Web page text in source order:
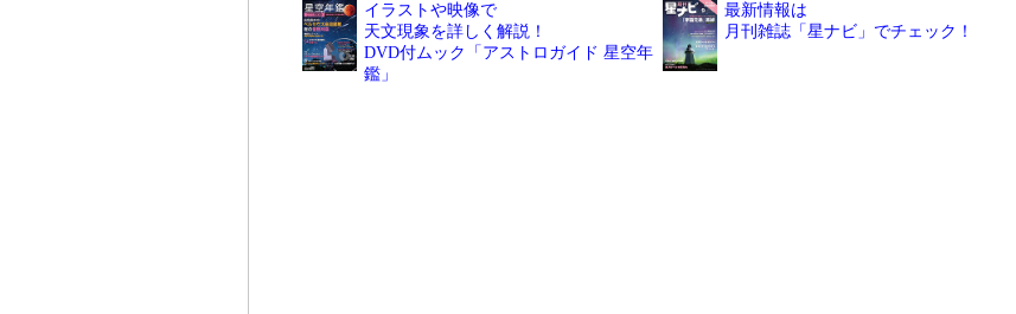
イラストや映像で
天文現象を詳しく解説！
DVD付ムック「アストロガイド 星空年
鑑」
最新情報は
月刊雑誌「星ナビ」でチェック！